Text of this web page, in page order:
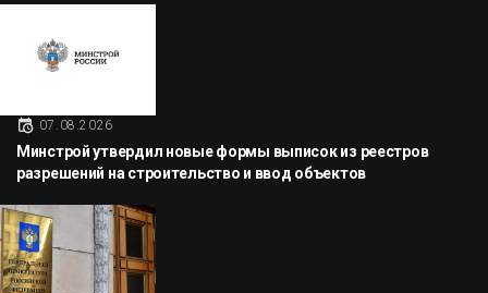
07.08.2026
Минстрой утвердил новые формы выписок из реестров
разрешений на строительство и ввод объектов